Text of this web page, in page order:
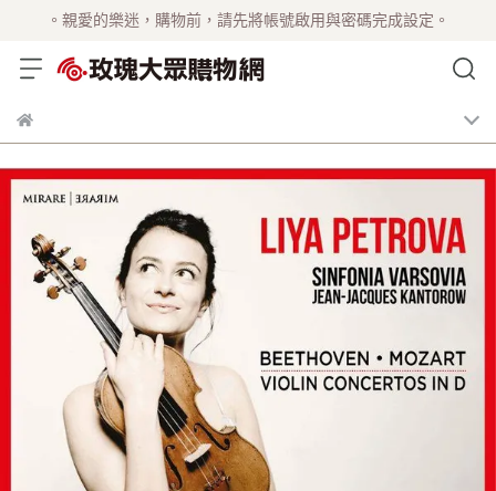
。親愛的樂迷，購物前，請先將帳號啟用與密碼完成設定。